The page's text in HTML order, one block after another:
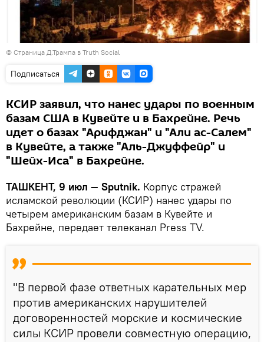
© Страница Д.Трампа в Truth Social
Подписаться
КСИР заявил, что нанес удары по военным
базам США в Кувейте и в Бахрейне. Речь
идет о базах "Арифджан" и "Али ас-Салем"
в Кувейте, а также "Аль-Джуффейр" и
"Шейх-Иса" в Бахрейне.
ТАШКЕНТ, 9 июл — Sputnik. Корпус стражей
исламской революции (КСИР) нанес удары по
четырем американским базам в Кувейте и
Бахрейне, передает телеканал Press TV.
"В первой фазе ответных карательных мер
против американских нарушителей
договоренностей морские и космические
силы КСИР провели совместную операцию,